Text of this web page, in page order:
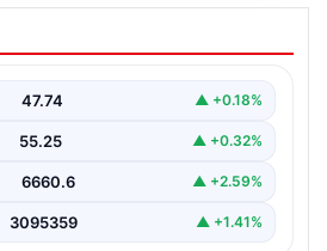
soruşturmasında
47.74 ▲ +0.18%
55.25 ▲ +0.32%
6660.6 ▲ +2.59%
3095359 ▲ +1.41%